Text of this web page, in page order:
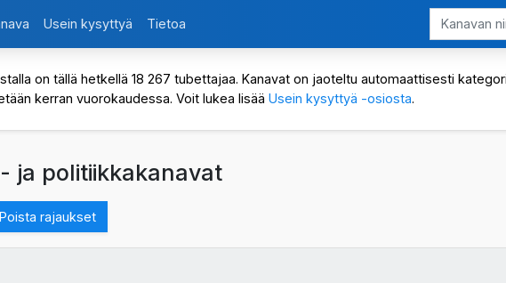
Usein kysyttyä Tietoa
on tällä hetkellä 18 267 tubettajaa. Kanavat on jaoteltu automaattisesti
kerran vuorokaudessa. Voit lukea lisää Usein kysyttyä -osiosta.
ja politiikkakanavat
rajaukset